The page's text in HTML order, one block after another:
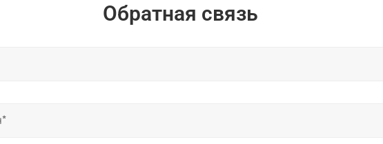
Обратная связь